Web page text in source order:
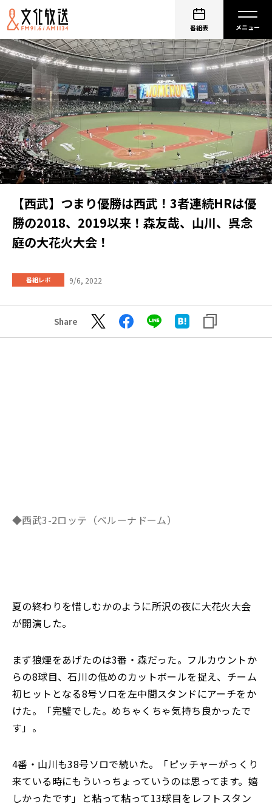
番組表
【西武】つまり優勝は西武！3者連続HRは優
勝の2018、2019以来！森友哉、山川、呉念
庭の大花火大会！
番組レポ 9/6, 2022
Share
◆西武3-2ロッテ（ベルーナドーム）
夏の終わりを惜しむかのように所沢の夜に大花火大会
が開演した。
まず狼煙をあげたのは3番・森だった。フルカウントか
らの8球目、石川の低めのカットボールを捉え、チーム
初ヒットとなる8号ソロを左中間スタンドにアーチをか
けた。「完璧でした。めちゃくちゃ気持ち良かったで
す」。
4番・山川も38号ソロで続いた。「ピッチャーがっくり
来ている時にもういっちょっていうのは思ってます。嬉
しかったです」と粘って粘って13球目をレフトスタン